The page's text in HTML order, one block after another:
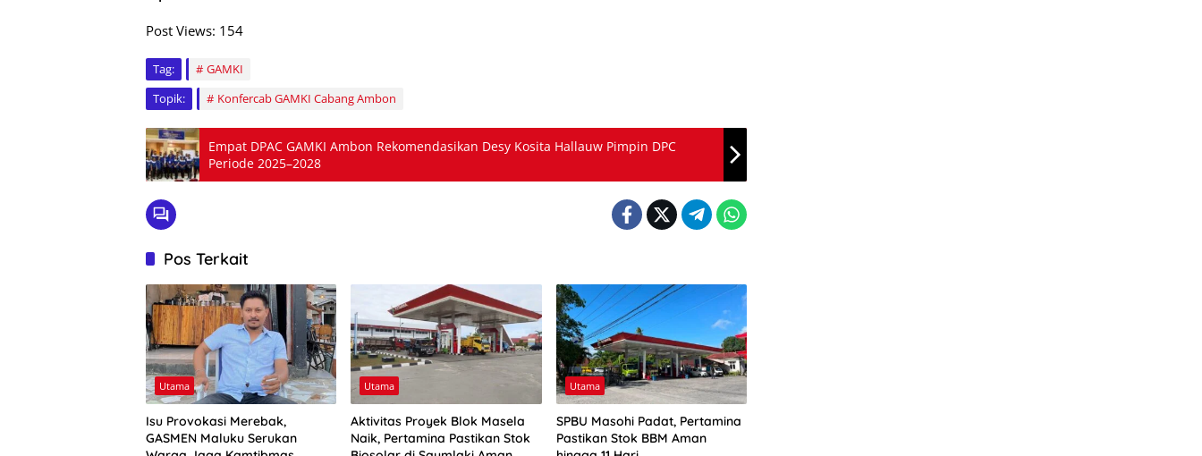
Post Views: 154
Tag:
GAMKI
Topik:
Konfercab GAMKI Cabang Ambon
Empat DPAC GAMKI Ambon Rekomendasikan Desy Kosita Hallauw Pimpin DPC
Periode 2025–2028
Pos Terkait
Utama
Isu Provokasi Merebak,
GASMEN Maluku Serukan
Utama
Aktivitas Proyek Blok Masela
Naik, Pertamina Pastikan Stok
Utama
SPBU Masohi Padat, Pertamina
Pastikan Stok BBM Aman